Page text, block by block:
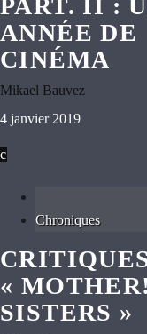
PART. II :
ANNÉE DE
CINÉMA
Mikael Bauvez
4 janvier 2019
Chroniques
«
SISTERS »